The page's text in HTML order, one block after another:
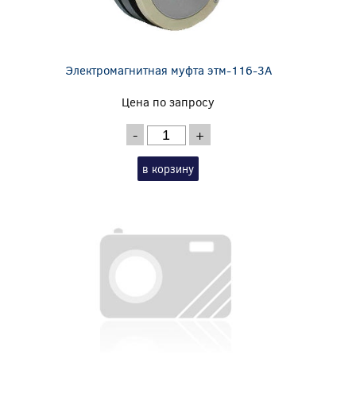
Электромагнитная муфта этм-116-3А
Цена по запросу
- +
в корзину